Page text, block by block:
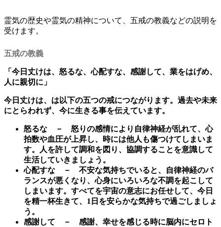
霊気の歴史や霊気の精神について、五戒の教義などの説明を
受けます。
五戒の教義
「今日丈けは、怒るな、心配すな、感謝して、業をはげめ、
人に親切に」
今日丈けは、は以下の五つの戒につながります。過去や未来
にとらわれず、今に生きる事を伝えています。
怒るな － 怒りの感情により自律神経が乱れて、心
拍数や血圧が上昇し、時には他人も傷つけてしまいま
す。人を許して調和を図り、協調することを意識して
生活していきましょう。
心配すな － 不安な気持ちでいると、自律神経のバ
ランスが悪くなり、心身にいろいろな不調を起こして
しまいます。すべてを宇宙の意志にお任せして、今日
を精一杯生きて、1日を安らかな気持ちで過ごしましょ
う。
感謝して － 感謝、幸せを感じる時に脳内にセロト